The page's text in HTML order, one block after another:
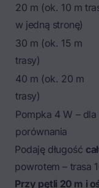
20 m (ok. 10 m
w jedną stronę)
30 m (ok. 15 m
trasy)
40 m (ok. 20 m
trasy)
Pompka 4 W – dla
porównania
Podaję długość
powrotem – trasa
Przy pętli 20 m i